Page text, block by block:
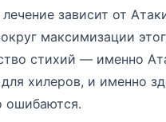
зависит от
максимизации
стихий — именно
хилеров, и именно
ошибаются.